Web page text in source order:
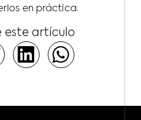
en práctica.
este artículo